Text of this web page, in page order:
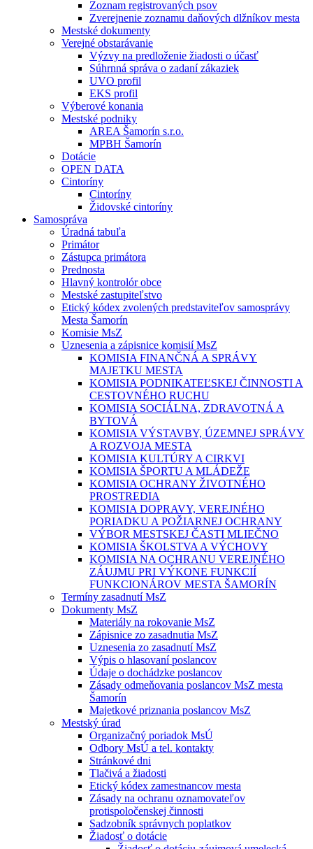
Zoznam registrovaných psov
Zverejnenie zoznamu daňových dlžníkov mesta
Mestské dokumenty
Verejné obstarávanie
Výzvy na predloženie žiadosti o účasť
Súhrnná správa o zadaní zákaziek
UVO profil
EKS profil
Výberové konania
Mestské podniky
AREA Šamorín s.r.o.
MPBH Šamorín
Dotácie
OPEN DATA
Cintoríny
Cintoríny
Židovské cintoríny
Samospráva
Úradná tabuľa
Primátor
Zástupca primátora
Prednosta
Hlavný kontrolór obce
Mestské zastupiteľstvo
Etický kódex zvolených predstaviteľov samosprávy
Mesta Šamorín
Komisie MsZ
Uznesenia a zápisnice komisií MsZ
KOMISIA FINANČNÁ A SPRÁVY
MAJETKU MESTA
KOMISIA PODNIKATEĽSKEJ ČINNOSTI A
CESTOVNÉHO RUCHU
KOMISIA SOCIÁLNA, ZDRAVOTNÁ A
BYTOVÁ
KOMISIA VÝSTAVBY, ÚZEMNEJ SPRÁVY
A ROZVOJA MESTA
KOMISIA KULTÚRY A CIRKVI
KOMISIA ŠPORTU A MLÁDEŽE
KOMISIA OCHRANY ŽIVOTNÉHO
PROSTREDIA
KOMISIA DOPRAVY, VEREJNÉHO
PORIADKU A POŽIARNEJ OCHRANY
VÝBOR MESTSKEJ ČASTI MLIEČNO
KOMISIA ŠKOLSTVA A VÝCHOVY
KOMISIA NA OCHRANU VEREJNÉHO
ZÁUJMU PRI VÝKONE FUNKCIÍ
FUNKCIONÁROV MESTA ŠAMORÍN
Termíny zasadnutí MsZ
Dokumenty MsZ
Materiály na rokovanie MsZ
Zápisnice zo zasadnutia MsZ
Uznesenia zo zasadnutí MsZ
Výpis o hlasovaní poslancov
Údaje o dochádzke poslancov
Zásady odmeňovania poslancov MsZ mesta
Šamorín
Majetkové priznania poslancov MsZ
Mestský úrad
Organizačný poriadok MsÚ
Odbory MsÚ a tel. kontakty
Stránkové dni
Tlačivá a žiadosti
Etický kódex zamestnancov mesta
Zásady na ochranu oznamovateľov
protispoločenskej činnosti
Sadzobník správnych poplatkov
Žiadosť o dotácie